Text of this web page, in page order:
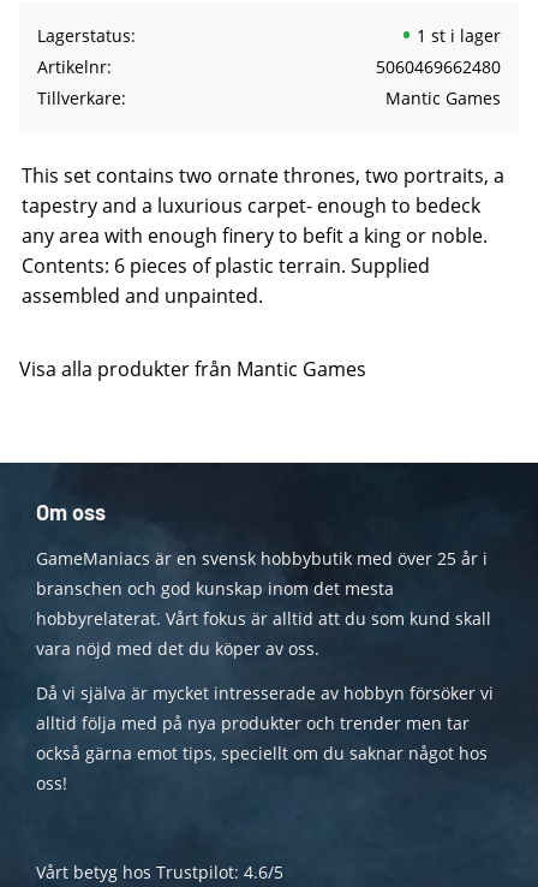
Lagerstatus
1 st i lager
Artikelnr
5060469662480
Tillverkare
Mantic Games
This set contains two ornate thrones, two portraits, a
tapestry and a luxurious carpet- enough to bedeck
any area with enough finery to befit a king or noble.
Contents: 6 pieces of plastic terrain. Supplied
assembled and unpainted.
Visa alla produkter från Mantic Games
Om oss
GameManiacs är en svensk hobbybutik med över 25 år i
branschen och god kunskap inom det mesta
hobbyrelaterat. Vårt fokus är alltid att du som kund skall
vara nöjd med det du köper av oss.
Då vi själva är mycket intresserade av hobbyn försöker vi
alltid följa med på nya produkter och trender men tar
också gärna emot tips, speciellt om du saknar något hos
oss!
Vårt betyg hos Trustpilot: 4.6/5